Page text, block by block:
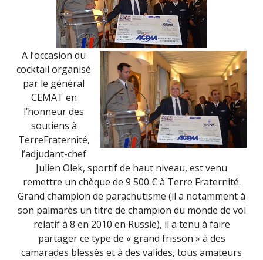
A l’occasion du
cocktail organisé
par le général
CEMAT en
l’honneur des
soutiens à
TerreFraternité,
l’adjudant-chef
Julien Olek, sportif de haut niveau, est venu
remettre un chèque de 9 500 € à Terre Fraternité.
Grand champion de parachutisme (il a notamment à
son palmarès un titre de champion du monde de vol
relatif à 8 en 2010 en Russie), il a tenu à faire
partager ce type de « grand frisson » à des
camarades blessés et à des valides, tous amateurs